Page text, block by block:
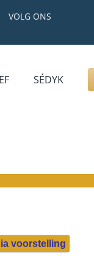
VOLG ONS
GRAFZERK
ALLLES
SÉDYK
voorstelling